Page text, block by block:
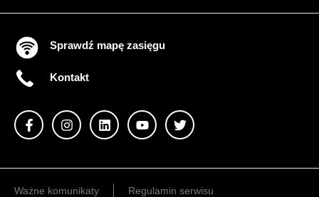
Sprawdź mapę zasięgu
Kontakt
Ważne komunikaty
Regulamin serwisu